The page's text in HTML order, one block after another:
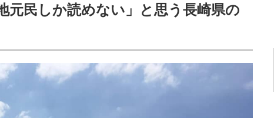
元民しか読めない」と思う長崎県の